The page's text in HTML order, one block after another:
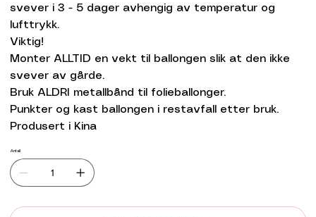
svever i 3 - 5 dager avhengig av temperatur og
lufttrykk.
Viktig!
Monter ALLTID en vekt til ballongen slik at den ikke
svever av gårde.
Bruk ALDRI metallbånd til folieballonger.
Punkter og kast ballongen i restavfall etter bruk.
Produsert i Kina
Antall